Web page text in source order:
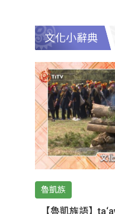
文化小辭典
魯凱族
【魯凱族語】